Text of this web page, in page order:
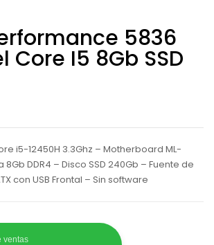
5836
Core I5 8Gb SSD
i5-12450H 3.3Ghz – Motherboard ML-
DDR4 – Disco SSD 240Gb – Fuente de
con USB Frontal – Sin software
ventas